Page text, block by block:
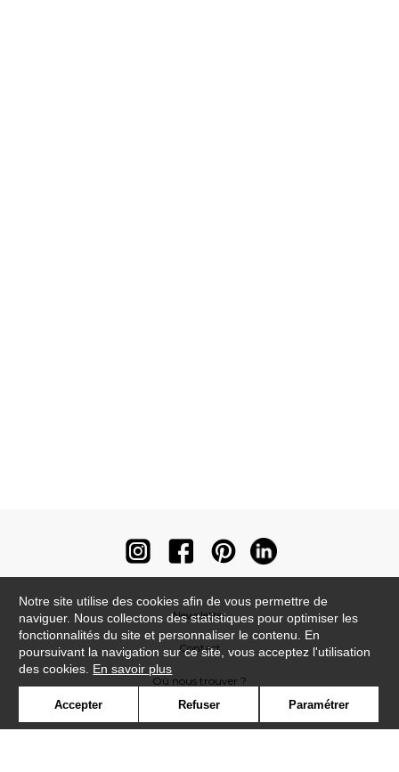
Newsletter
Contact
Où nous trouver ?
Notre site utilise des cookies afin de vous permettre de
naviguer. Nous collectons des statistiques pour optimiser les
fonctionnalités du site et personnaliser le contenu. En
poursuivant la navigation sur ce site, vous acceptez l'utilisation
des cookies. En savoir plus
Accepter Refuser Paramétrer